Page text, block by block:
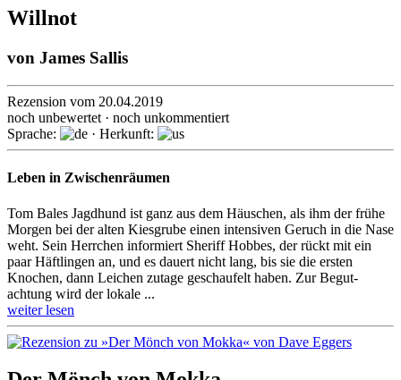
Willnot
von James Sallis
Rezension vom 20.04.2019
noch unbewertet · noch unkommentiert
Sprache:
· Herkunft:
Leben in Zwischenräumen
Tom Bales Jagdhund ist ganz aus dem Häuschen, als ihm der frühe
Morgen bei der alten Kiesgrube einen intensiven Geruch in die Nase
weht. Sein Herrchen informiert Sheriff Hobbes, der rückt mit ein
paar Häftlingen an, und es dauert nicht lang, bis sie die ersten
Knochen, dann Leichen zutage geschau­felt haben. Zur Begut­
achtung wird der lokale ...
weiter lesen